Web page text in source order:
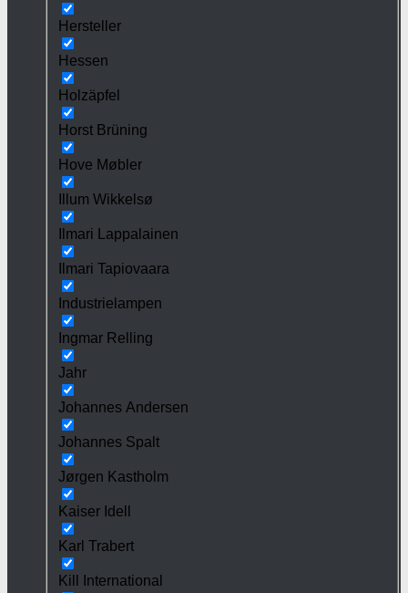
Hersteller
Hessen
Holzäpfel
Horst Brüning
Hove Møbler
Illum Wikkelsø
Ilmari Lappalainen
Ilmari Tapiovaara
Industrielampen
Ingmar Relling
Jahr
Johannes Andersen
Johannes Spalt
Jørgen Kastholm
Kaiser Idell
Karl Trabert
Kill International